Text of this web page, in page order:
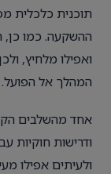
תוכנית כלכלית
ההשקעה. כמו כן,
ואפילו מלחיץ,
המהלך אל הפועל.
אחד מהשלבים
ודרישות חוקיות
ולעיתים אפילו